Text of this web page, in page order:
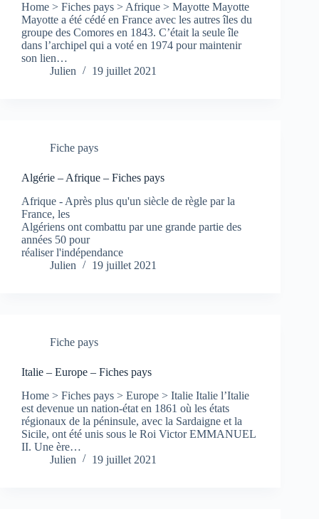
Home > Fiches pays > Afrique > Mayotte Mayotte
Mayotte a été cédé en France avec les autres îles du
groupe des Comores en 1843. C’était la seule île
dans l’archipel qui a voté en 1974 pour maintenir
son lien…
Julien
19 juillet 2021
Fiche pays
Algérie – Afrique – Fiches pays
Afrique - Après plus qu'un siècle de règle par la
France, les
Algériens ont combattu par une grande partie des
années 50 pour
réaliser l'indépendance
Julien
19 juillet 2021
Fiche pays
Italie – Europe – Fiches pays
Home > Fiches pays > Europe > Italie Italie l’Italie
est devenue un nation-état en 1861 où les états
régionaux de la péninsule, avec la Sardaigne et la
Sicile, ont été unis sous le Roi Victor EMMANUEL
II. Une ère…
Julien
19 juillet 2021